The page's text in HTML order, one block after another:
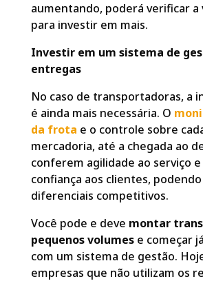
aumentando, poderá verificar a
para investir em mais.
Investir em um sistema de
entregas
No caso de transportadoras, a
é ainda mais necessária. O
da frota e o controle sobre
mercadoria, até a chegada ao
conferem agilidade ao serviço e
confiança aos clientes,
diferenciais competitivos.
Você pode e deve montar
pequenos volumese começar
com um sistema de gestão.
empresas que não utilizam os